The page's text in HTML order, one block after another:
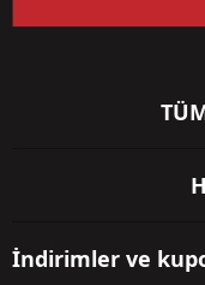
İndirimler ve